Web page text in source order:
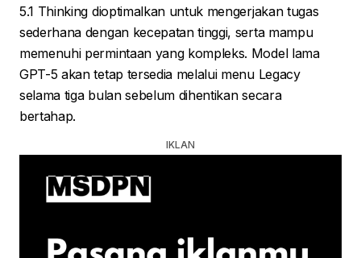
5.1 Thinking dioptimalkan untuk mengerjakan tugas
sederhana dengan kecepatan tinggi, serta mampu
memenuhi permintaan yang kompleks. Model lama
GPT-5 akan tetap tersedia melalui menu Legacy
selama tiga bulan sebelum dihentikan secara
bertahap.